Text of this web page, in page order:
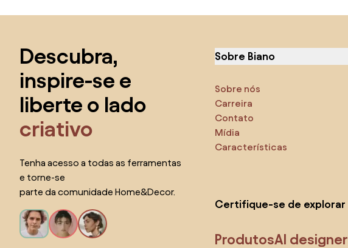
Descubra,
inspire-se e
liberte o lado
criativo
Tenha acesso a todas as ferramentas
e torne-se
parte da comunidade Home&Decor.
Sobre Biano
Sobre nós
Carreira
Contato
Mídia
Características
Certifique-se de explorar
ProdutosAI designer